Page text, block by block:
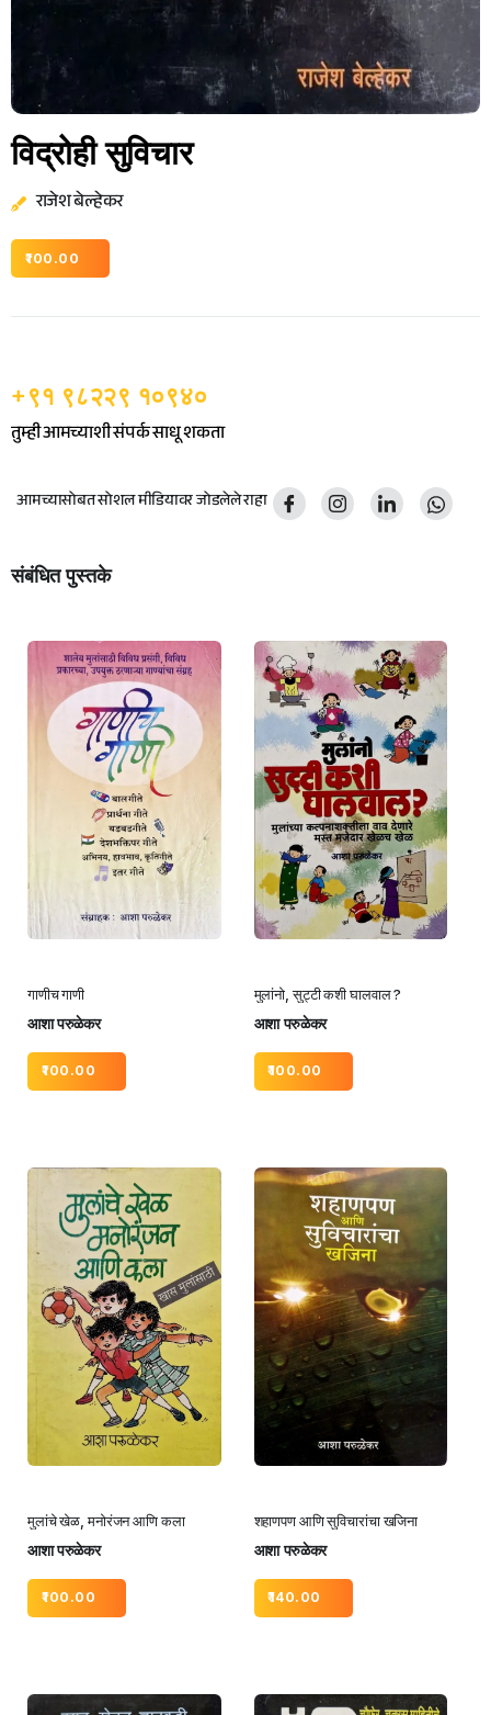
विद्रोही सुविचार
राजेश बेल्हेकर
100.00
+९१ ९८२२९ १०९४०
तुम्ही आमच्याशी संपर्क साधू शकता
आमच्यासोबत सोशल मीडियावर जोडलेले राहा
संबंधित पुस्तके
गाणीच गाणी
आशा परुळेकर
100.00
मुलांनो, सुट्टी कशी घालवाल ?
आशा परुळेकर
100.00
मुलांचे खेळ, मनोरंजन आणि कला
आशा परुळेकर
100.00
शहाणपण आणि सुविचारांचा खजिना
आशा परुळेकर
140.00